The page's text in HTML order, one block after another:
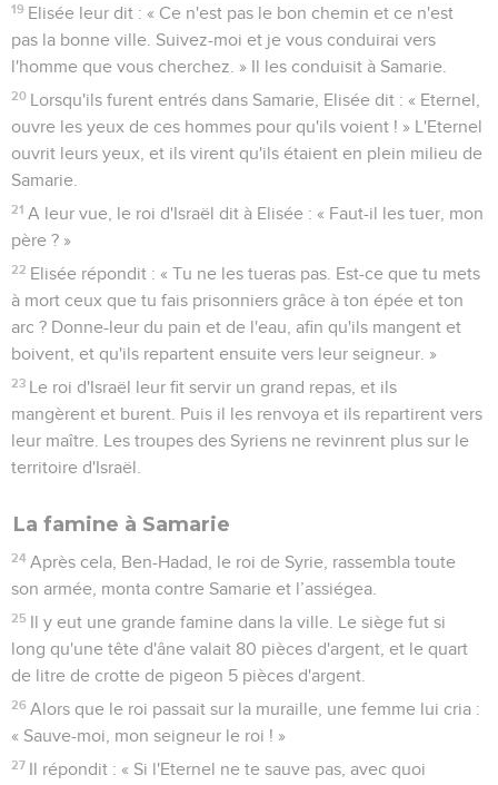
19 Elisée leur dit : « Ce n'est pas le bon chemin et ce n'est
pas la bonne ville. Suivez-moi et je vous conduirai vers
l'homme que vous cherchez. » Il les conduisit à Samarie.
20 Lorsqu'ils furent entrés dans Samarie, Elisée dit : « Eternel,
ouvre les yeux de ces hommes pour qu'ils voient ! » L'Eternel
ouvrit leurs yeux, et ils virent qu'ils étaient en plein milieu de
Samarie.
21 A leur vue, le roi d'Israël dit à Elisée : « Faut-il les tuer, mon
père ? »
22 Elisée répondit : « Tu ne les tueras pas. Est-ce que tu mets
à mort ceux que tu fais prisonniers grâce à ton épée et ton
arc ? Donne-leur du pain et de l'eau, afin qu'ils mangent et
boivent, et qu'ils repartent ensuite vers leur seigneur. »
23 Le roi d'Israël leur fit servir un grand repas, et ils
mangèrent et burent. Puis il les renvoya et ils repartirent vers
leur maître. Les troupes des Syriens ne revinrent plus sur le
territoire d'Israël.
La famine à Samarie
24 Après cela, Ben-Hadad, le roi de Syrie, rassembla toute
son armée, monta contre Samarie et l’assiégea.
25 Il y eut une grande famine dans la ville. Le siège fut si
long qu'une tête d'âne valait 80 pièces d'argent, et le quart
de litre de crotte de pigeon 5 pièces d'argent.
26 Alors que le roi passait sur la muraille, une femme lui cria :
« Sauve-moi, mon seigneur le roi ! »
27 Il répondit : « Si l'Eternel ne te sauve pas, avec quoi